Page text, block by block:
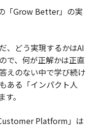
「Grow Better」の実
、どう実現するかはAI
で、何が正解かは正直
えのない中で学び続け
ある「インパクト人
。
Platform」は